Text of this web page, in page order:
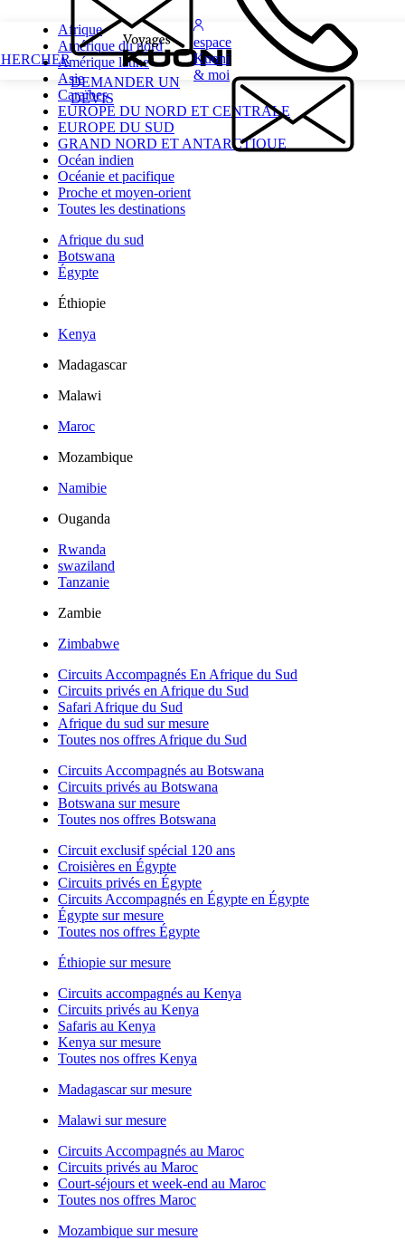
DEMANDER UN
DEVIS
espace
Kuoni
& moi
Afrique
Amérique du nord
Amérique latine
Asie
Caraïbes
EUROPE DU NORD ET CENTRALE
EUROPE DU SUD
GRAND NORD ET ANTARCTIQUE
Océan indien
Océanie et pacifique
Proche et moyen-orient
Toutes les destinations
Afrique du sud
Botswana
Égypte
Éthiopie
Kenya
Madagascar
Malawi
Maroc
Mozambique
Namibie
Ouganda
Rwanda
swaziland
Tanzanie
Zambie
Zimbabwe
Circuits Accompagnés En Afrique du Sud
Circuits privés en Afrique du Sud
Safari Afrique du Sud
Afrique du sud sur mesure
Toutes nos offres Afrique du Sud
Circuits Accompagnés au Botswana
Circuits privés au Botswana
Botswana sur mesure
Toutes nos offres Botswana
Circuit exclusif spécial 120 ans
Croisières en Égypte
Circuits privés en Égypte
Circuits Accompagnés en Égypte en Égypte
Égypte sur mesure
Toutes nos offres Égypte
Éthiopie sur mesure
Circuits accompagnés au Kenya
Circuits privés au Kenya
Safaris au Kenya
Kenya sur mesure
Toutes nos offres Kenya
Madagascar sur mesure
Malawi sur mesure
Circuits Accompagnés au Maroc
Circuits privés au Maroc
Court-séjours et week-end au Maroc
Toutes nos offres Maroc
Mozambique sur mesure